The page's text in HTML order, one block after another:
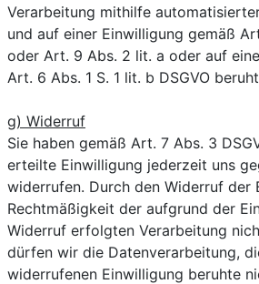
Verarbeitung mithilfe
und auf einer Einwilligung gemäß
oder Art. 9 Abs. 2 lit. a oder auf
Art. 6 Abs. 1 S. 1 lit. b DSGVO
g) Widerruf
Sie haben gemäß Art. 7 Abs. 3
erteilte Einwilligung jederzeit uns
widerrufen. Durch den Widerruf der
Rechtmäßigkeit der aufgrund der
Widerruf erfolgten Verarbeitung
dürfen wir die Datenverarbeitung,
widerrufenen Einwilligung beruhte